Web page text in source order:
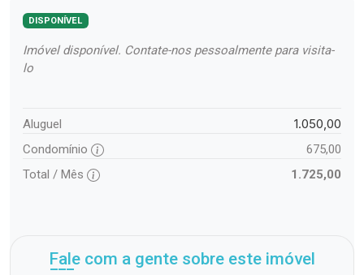
DISPONÍVEL
Imóvel disponível. Contate-nos pessoalmente para visita-
lo
Aluguel 1.050,00
Condomínio
675,00
Total / Mês
1.725,00
Fale com a gente sobre este imóvel